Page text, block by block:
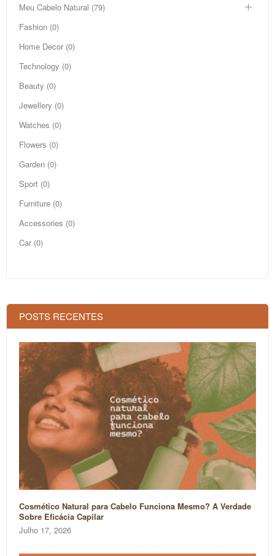
Meu Cabelo Natural (79)
Fashion (0)
Home Decor (0)
Technology (0)
Beauty (0)
Jewellery (0)
Watches (0)
Flowers (0)
Garden (0)
Sport (0)
Furniture (0)
Accessories (0)
Car (0)
POSTS RECENTES
Cosmético Natural para Cabelo Funciona Mesmo? A Verdade
Sobre Eficácia Capilar
Julho 17, 2026